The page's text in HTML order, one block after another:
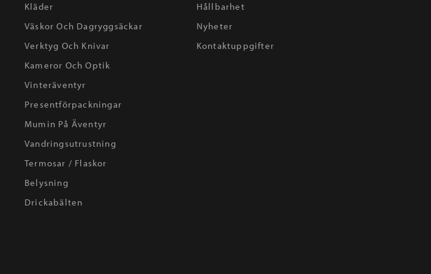
Kläder
Väskor Och Dagryggsäckar
Verktyg Och Knivar
Kameror Och Optik
Vinteräventyr
Presentförpackningar
Mumin På Äventyr
Vandringsutrustning
Termosar / Flaskor
Belysning
Drickabälten
Hållbarhet
Nyheter
Kontaktuppgifter